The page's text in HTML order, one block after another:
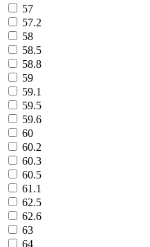
57
57.2
58
58.5
58.8
59
59.1
59.5
59.6
60
60.2
60.3
60.5
61.1
62.5
62.6
63
64